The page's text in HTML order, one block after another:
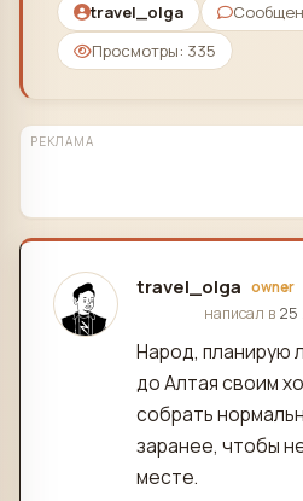
travel_olga
Просмотры: 335
РЕКЛАМА
travel_olga owner
написал в 25
Народ, планирую
до Алтая своим
собрать
заранее, чтобы
месте.